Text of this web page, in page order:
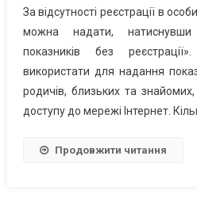
За відсутності реєстрації в
можна надати,
показників без
використати для надання
родичів, близьких та
доступу до мережі Інтернет.
Продовжити читання